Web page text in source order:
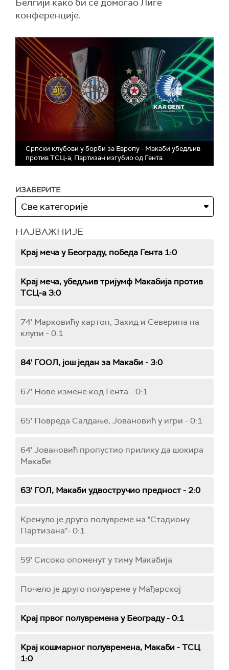
Белгији како би се домогао Лиге
конференције.
Српски клубови у борби за Европу - Макаби убедљив
против ТСЦ-а, Партизан изгубио од Гента
ИЗАБЕРИТЕ
НАЈВАЖНИЈЕ
Крај меча у Београду, победа Гента 1:0
Крај меча, убедљив тријумф Макабија против
ТСЦ-а 3:0
74' Марковићу картон, Захид и Северина на
клупи - 0:1
84' ГООЛ, још један за Макаби - 3:0
67' Нове измене код Гента - 0:1
65' Повреда Салдање, Јовановић у игри - 0:1
64' Јовановић пропустио прилику да шокира
Макаби
63' ГОЛ, Макаби удвостручио предност - 2:0
Кренуло је друго полувреме на "Стадиону
Партизана"- 0:1
59' Сисоко опоменут у тиму Макабија
Почело је друго полувреме у Мађарској
Крај првог полувремена у Београду - 0:1
Крај кошмарног полувремена, Макаби - ТСЦ
1:0